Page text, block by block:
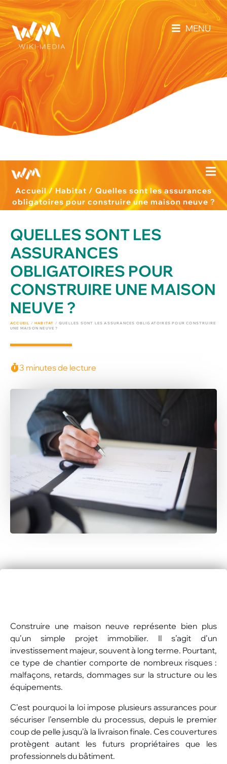
MENU
Accueil/Habitat / Quelles sont les assurances
obligatoires pour construire une maison neuve ?
QUELLES SONT LES
ASSURANCES
OBLIGATOIRES POUR
CONSTRUIRE UNE MAISON
NEUVE ?
ACCUEIL /HABITAT /QUELLES SONT LES ASSURANCES OBLIGATOIRES POUR CONSTRUIRE
UNE MAISON NEUVE ?
3 minutes de lecture
Construire une maison neuve représente bien plus
qu’un simple projet immobilier. Il s’agit d’un
investissement majeur, souvent à long terme. Pourtant,
ce type de chantier comporte de nombreux risques :
malfaçons, retards, dommages sur la structure ou les
équipements.
C’est pourquoi la loi impose plusieurs assurances pour
sécuriser l’ensemble du processus, depuis le premier
coup de pelle jusqu’à la livraison finale. Ces couvertures
protègent autant les futurs propriétaires que les
professionnels du bâtiment.